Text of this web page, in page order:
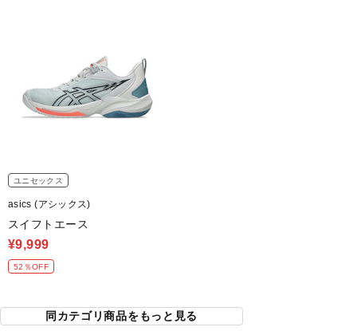
ユニセックス
asics (アシックス)
スイフトエース
¥9,999
52％OFF
同カテゴリ商品をもっと見る